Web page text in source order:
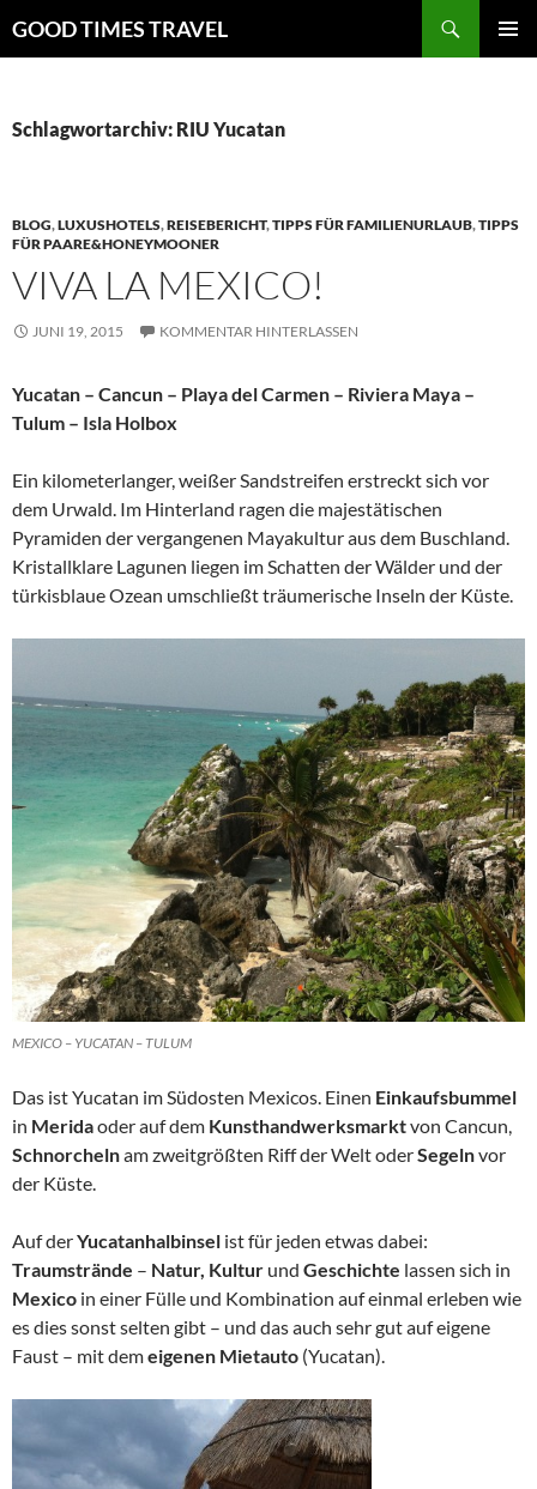
Inhalt
GOOD TIMES TRAVEL
Schlagwortarchiv: RIU Yucatan
BLOG,LUXUSHOTELS,REISEBERICHT,TIPPS FÜR FAMILIENURLAUB,TIPPS
FÜR PAARE&HONEYMOONER
VIVA LA MEXICO!
JUNI 19, 2015 KOMMENTAR HINTERLASSEN
Yucatan – Cancun – Playa del Carmen – Riviera Maya –
Tulum – Isla Holbox
Ein kilometerlanger, weißer Sandstreifen erstreckt sich vor
dem Urwald. Im Hinterland ragen die majestätischen
Pyramiden der vergangenen Mayakultur aus dem Buschland.
Kristallklare Lagunen liegen im Schatten der Wälder und der
türkisblaue Ozean umschließt träumerische Inseln der Küste.
MEXICO – YUCATAN – TULUM
Das ist Yucatan im Südosten Mexicos. Einen Einkaufsbummel
in Meridaoder auf dem Kunsthandwerksmarktvon Cancun,
Schnorchelnam zweitgrößten Riff der Welt oderSegelnvor
der Küste.
Auf derYucatanhalbinsel ist für jeden etwas dabei:
Traumstrände – Natur, Kultur und Geschichte lassen sich in
Mexico in einer Fülle und Kombination auf einmal erleben wie
es dies sonst selten gibt – und das auch sehr gut auf eigene
Faust – mit demeigenen Mietauto (Yucatan).